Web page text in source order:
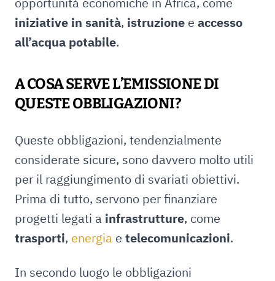
iniziative in sanità, istruzione e accesso
all’acqua potabile.
A COSA SERVE L’EMISSIONE DI
QUESTE OBBLIGAZIONI?
Queste obbligazioni, tendenzialmente
considerate sicure, sono davvero molto utili
per il raggiungimento di svariati obiettivi.
Prima di tutto, servono per finanziare
progetti legati a infrastrutture, come
trasporti, energia e telecomunicazioni.
In secondo luogo le obbligazioni